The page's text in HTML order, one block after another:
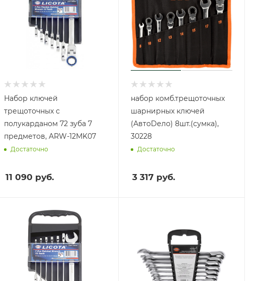
Набор ключей
трещоточных с
полукарданом 72 зуба 7
предметов, ARW-12MK07
Достаточно
11 090 руб.
набор комб.трещоточных
шарнирных ключей
(АвтоDело) 8шт.(сумка),
30228
Достаточно
3 317 руб.